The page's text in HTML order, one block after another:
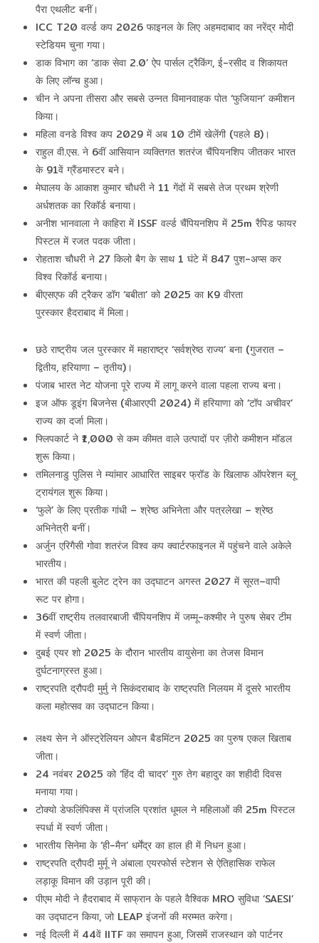
पैरा एथलीट बनीं।
ICC T20 वर्ल्ड कप 2026 फाइनल के लिए अहमदाबाद का नरेंद्र मोदी
स्टेडियम चुना गया।
डाक विभाग का ‘डाक सेवा 2.0’ ऐप पार्सल ट्रैकिंग, ई-रसीद व शिकायत
के लिए लॉन्च हुआ।
चीन ने अपना तीसरा और सबसे उन्नत विमानवाहक पोत ‘फुजियान’ कमीशन
किया।
महिला वनडे विश्व कप 2029 में अब 10 टीमें खेलेंगी (पहले 8)।
राहुल वी.एस. ने 6वीं आसियान व्यक्तिगत शतरंज चैंपियनशिप जीतकर भारत
के 91वें ग्रैंडमास्टर बने।
मेघालय के आकाश कुमार चौधरी ने 11 गेंदों में सबसे तेज प्रथम श्रेणी
अर्धशतक का रिकॉर्ड बनाया।
अनीश भानवाला ने काहिरा में ISSF वर्ल्ड चैंपियनशिप में 25m रैपिड फायर
पिस्टल में रजत पदक जीता।
रोहताश चौधरी ने 27 किलो बैग के साथ 1 घंटे में 847 पुश-अप्स कर
विश्व रिकॉर्ड बनाया।
बीएसएफ की ट्रैकर डॉग ‘बबीता’ को 2025 का K9 वीरता
पुरस्कार हैदराबाद में मिला।
छठे राष्ट्रीय जल पुरस्कार में महाराष्ट्र ‘सर्वश्रेष्ठ राज्य’ बना (गुजरात –
द्वितीय, हरियाणा – तृतीय)।
पंजाब भारत नेट योजना पूरे राज्य में लागू करने वाला पहला राज्य बना।
इज ऑफ डूइंग बिजनेस (बीआरएपी 2024) में हरियाणा को ‘टॉप अचीवर’
राज्य का दर्जा मिला।
फ्लिपकार्ट ने ₹1,000 से कम कीमत वाले उत्पादों पर ज़ीरो कमीशन मॉडल
शुरू किया।
तमिलनाडु पुलिस ने म्यांमार आधारित साइबर फ्रॉड के खिलाफ ऑपरेशन ब्लू
ट्रायंगल शुरू किया।
‘फुले’ के लिए प्रतीक गांधी – श्रेष्ठ अभिनेता और पत्रलेखा – श्रेष्ठ
अभिनेत्री बनीं।
अर्जुन एरिगैसी गोवा शतरंज विश्व कप क्वार्टरफाइनल में पहुंचने वाले अकेले
भारतीय।
भारत की पहली बुलेट ट्रेन का उद्घाटन अगस्त 2027 में सूरत–वापी
रूट पर होगा।
36वीं राष्ट्रीय तलवारबाजी चैंपियनशिप में जम्मू-कश्मीर ने पुरुष सेबर टीम
में स्वर्ण जीता।
दुबई एयर शो 2025 के दौरान भारतीय वायुसेना का तेजस विमान
दुर्घटनाग्रस्त हुआ।
राष्ट्रपति द्रौपदी मुर्मु ने सिकंदराबाद के राष्ट्रपति निलयम में दूसरे भारतीय
कला महोत्सव का उद्घाटन किया।
लक्ष्य सेन ने ऑस्ट्रेलियन ओपन बैडमिंटन 2025 का पुरुष एकल खिताब
जीता।
24 नवंबर 2025 को ‘हिंद दी चादर’ गुरु तेग बहादुर का शहीदी दिवस
मनाया गया।
टोक्यो डेफलिंपिक्स में प्रांजलि प्रशांत धूमल ने महिलाओं की 25m पिस्टल
स्पर्धा में स्वर्ण जीता।
भारतीय सिनेमा के ‘ही-मैन’ धर्मेंद्र का हाल ही में निधन हुआ।
राष्ट्रपति द्रौपदी मुर्मू ने अंबाला एयरफोर्स स्टेशन से ऐतिहासिक राफेल
लड़ाकू विमान की उड़ान पूरी की।
पीएम मोदी ने हैदराबाद में साफ्रान के पहले वैश्विक MRO सुविधा ‘SAESI’
का उद्घाटन किया, जो LEAP इंजनों की मरम्मत करेगा।
नई दिल्ली में 44वें IITF का समापन हुआ, जिसमें राजस्थान को पार्टनर